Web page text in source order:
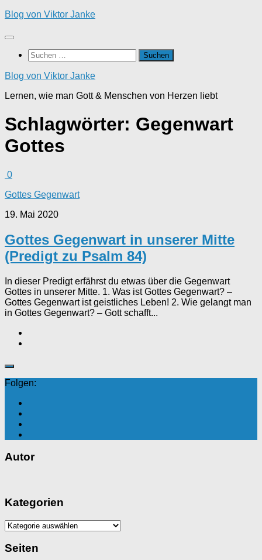
Zum
springen
Blog von Viktor Janke
Suchen
nach:
Blog von Viktor Janke
Lernen, wie man Gott & Menschen von Herzen liebt
Schlagwörter: Gegenwart
Gottes
0
Gottes Gegenwart
19. Mai 2020
Gottes Gegenwart in unserer Mitte
(Predigt zu Psalm 84)
In dieser Predigt erfährst du etwas über die Gegenwart
Gottes in unserer Mitte. 1. Was ist Gottes Gegenwart? –
Gottes Gegenwart ist geistliches Leben! 2. Wie gelangt man
in Gottes Gegenwart? – Gott schafft...
Folgen:
Autor
Kategorien
Kategorien
Seiten